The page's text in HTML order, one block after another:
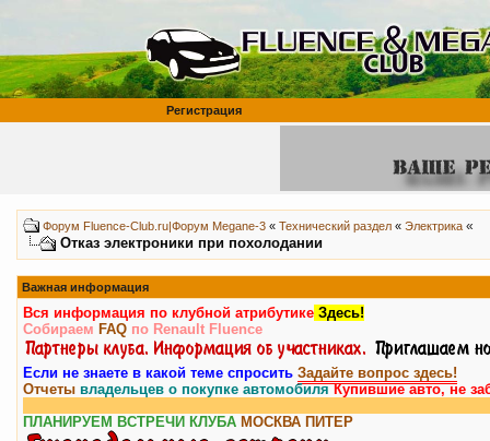
Регистрация
Форум Fluence-Club.ru|Форум Megane-3 « Технический раздел « Электрика «
Отказ электроники при похолодании
Важная информация
Вся информация по клубной атрибутике Здесь!
Собираем FAQ по Renault Fluence
Если не знаете в какой теме спросить Задайте вопрос здесь!
Отчеты владельцев о покупке автомобиляКупившие авто, не
ПЛАНИРУЕМ ВСТРЕЧИ КЛУБА МОСКВА ПИТЕР